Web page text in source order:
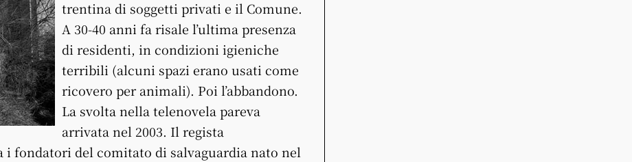
trentina di soggetti privati e il Comune.
A 30-40 anni fa risale l’ultima presenza
di residenti, in condizioni igieniche
terribili (alcuni spazi erano usati come
ricovero per animali). Poi l’abbandono.
La svolta nella telenovela pareva
arrivata nel 2003. Il regista
i fondatori del comitato di salvaguardia nato nel